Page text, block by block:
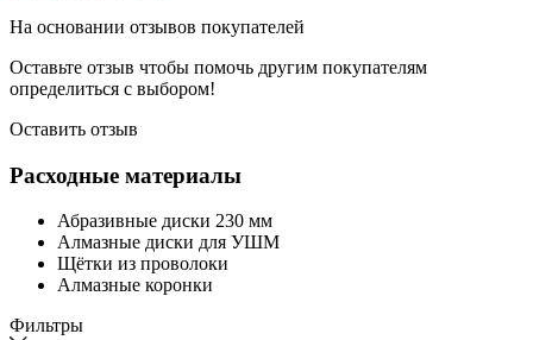
На основании отзывов покупателей
Оставьте отзыв чтобы помочь другим покупателям
определиться с выбором!
Оставить отзыв
Расходные материалы
Абразивные диски 230 мм
Алмазные диски для УШМ
Щётки из проволоки
Алмазные коронки
Фильтры